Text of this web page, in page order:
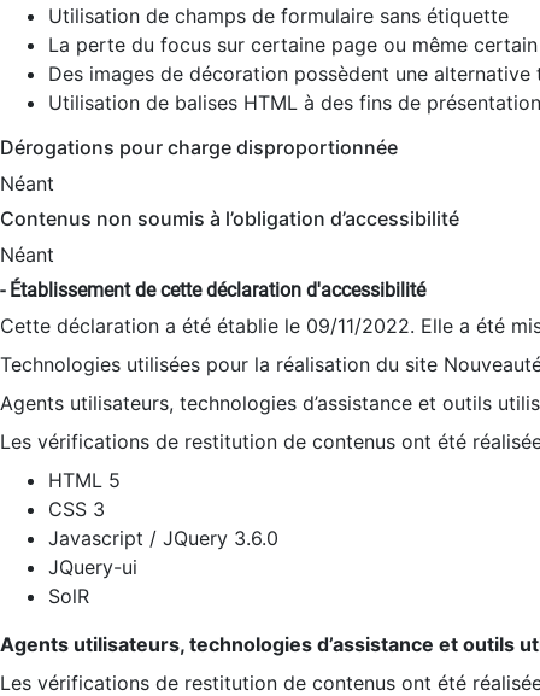
Utilisation de champs de formulaire sans étiquette
La perte du focus sur certaine page ou même
Des images de décoration possèdent une alternative
Utilisation de balises HTML à des fins de
Dérogations pour charge disproportionnée
Néant
Contenus non soumis à l’obligation d’accessibilité
Néant
- Établissement de cette déclaration d'accessibilité
Cette déclaration a été établie le 09/11/2022. Elle a été
Technologies utilisées pour la réalisation du site
Agents utilisateurs, technologies d’assistance et outils
Les vérifications de restitution de contenus ont été
HTML 5
CSS 3
Javascript / JQuery 3.6.0
JQuery-ui
SolR
Agents utilisateurs, technologies d’assistance et outils
Les vérifications de restitution de contenus ont été